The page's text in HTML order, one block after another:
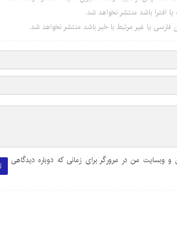
افترا باشد منتشر نخواهد شد.
فارسی یا غیر مرتبط با خبر باشد منتشر نخواهد شد.
و وبسایت من در مرورگر برای زمانی که دوباره دیدگاهی